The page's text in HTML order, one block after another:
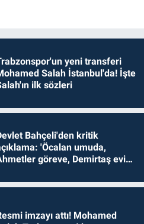
yeni transferi
Salah İstanbul'da! İşte
ilk sözleri
Bahçeli'den kritik
'Öcalan umuda,
göreve, Demirtaş evine
imzayı attı! Mohamed